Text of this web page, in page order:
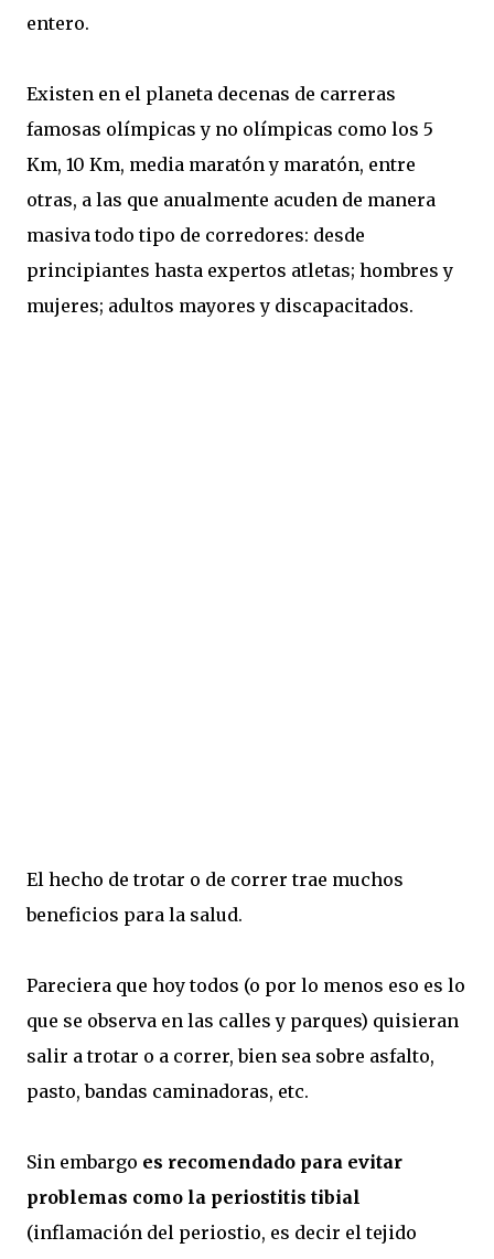
entero.
Existen en el planeta decenas de carreras
famosas olímpicas y no olímpicas como los 5
Km, 10 Km, media maratón y maratón, entre
otras, a las que anualmente acuden de manera
masiva todo tipo de corredores: desde
principiantes hasta expertos atletas; hombres y
mujeres; adultos mayores y discapacitados.
El hecho de trotar o de correr trae muchos
beneficios para la salud.
Pareciera que hoy todos (o por lo menos eso es lo
que se observa en las calles y parques) quisieran
salir a trotar o a correr, bien sea sobre asfalto,
pasto, bandas caminadoras, etc.
Sin embargo es recomendado para evitar
problemas como la periostitis tibial
(inflamación del periostio, es decir el tejido